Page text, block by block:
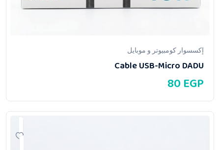
إكسسوار كومبيوتر و موبايل
Cable USB-Micro DADU
80EGP